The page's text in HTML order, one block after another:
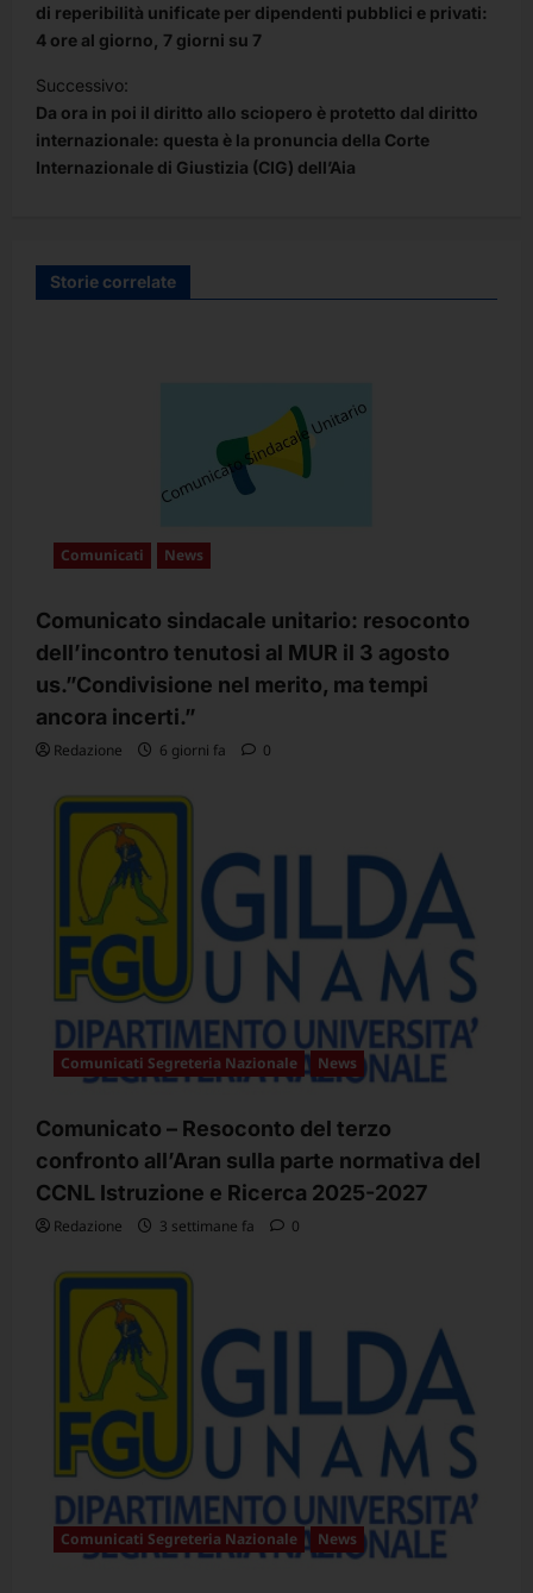
v
i
g
a
z
n
o
di reperibilità unificate per dipendenti pubblici e privati:
4 ore al giorno, 7 giorni su 7
Successivo:
Da ora in poi il diritto allo sciopero è protetto dal diritto
internazionale: questa è la pronuncia della Corte
Internazionale di Giustizia (CIG) dell’Aia
Storie correlate
Comunicati News
Comunicato sindacale unitario: resoconto
dell’incontro tenutosi al MUR il 3 agosto
us.”Condivisione nel merito, ma tempi
ancora incerti.”
Redazione 6 giorni fa 0
Comunicati Segreteria Nazionale News
Comunicato – Resoconto del terzo
confronto all’Aran sulla parte normativa del
CCNL Istruzione e Ricerca 2025-2027
Redazione 3 settimane fa 0
Comunicati Segreteria Nazionale News